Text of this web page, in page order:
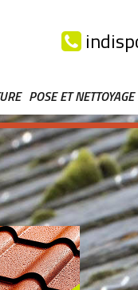
POSE ET